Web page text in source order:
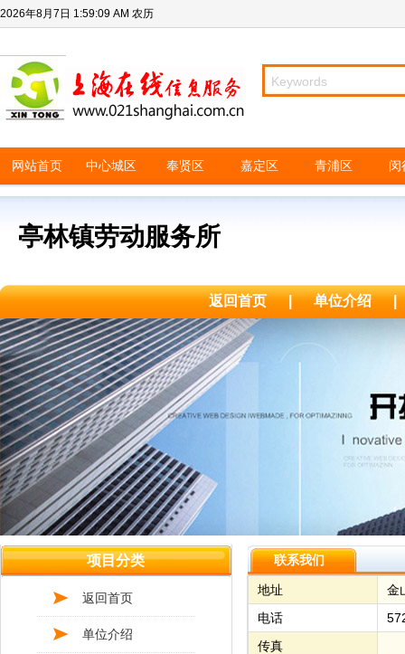
2026年8月7日 1:59:09 AM 农历
网站首页 中心城区 奉贤区 嘉定区 青浦区 闵
亭林镇劳动服务所
返回首页 | 单位介绍 |
项目分类
返回首页
单位介绍
联系我们
地址
金
电话
传真